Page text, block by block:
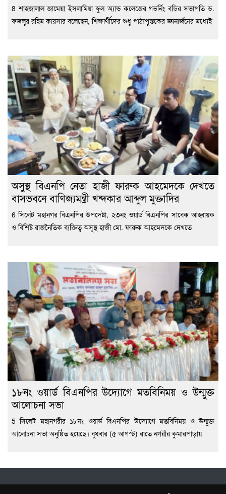
8 শাহজালাল জামেয়া ইসলামিয়া স্কুল অ্যান্ড কলেজের গভর্নিং বডির সভাপতি ড.
ফজলুর রহিম কায়সার বলেছেন, শিক্ষার্থীদের শুধু পাঠ্যপুস্তকের জ্ঞানার্জনের মধ্যেই
অসুস্থ বিএনপি নেতা হাজী ফারুক আহমেদকে দেখতে
বাসভবনে বাণিজ্যমন্ত্রী খন্দকার আব্দুল মুক্তাদির
6 সিলেট মহানগর বিএনপির উপদেষ্টা, ২৩নং ওয়ার্ড বিএনপির সাবেক আহ্বায়ক
ও বিশিষ্ট রাজনৈতিক ব্যক্তিত্ব অসুস্থ হাজী মো. ফারুক আহমেদকে দেখতে
১৮নং ওয়ার্ড বিএনপির উদ্যোগে মতবিনিময় ও উন্মুক্ত
আলোচনা সভা
5 সিলেট মহানগরীর ১৮নং ওয়ার্ড বিএনপির উদ্যোগে মতবিনিময় ও উন্মুক্ত
আলোচনা সভা অনুষ্ঠিত হয়েছে। বুধবার (৫ আগস্ট) রাতে নগরীর কুমারপাড়ায়